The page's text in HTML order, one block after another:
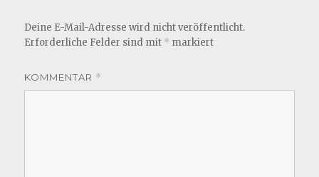
Deine E-Mail-Adresse wird nicht veröffentlicht.
Erforderliche Felder sind mit * markiert
KOMMENTAR *